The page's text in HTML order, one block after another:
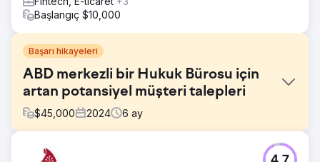
Başlangıç $10,000
Başarı hikayeleri
ABD merkezli bir Hukuk Bürosu için
artan potansiyel müşteri talepleri
$45,000 2024 6 ay
Meydan Okuma